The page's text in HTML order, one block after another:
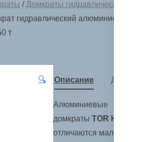
/ Домкраты гидравлические
гидравлический алюминиевый
т
🔍 Описание Детали
Алюминиевые
домкратыTOR HHYG
отличаются малой